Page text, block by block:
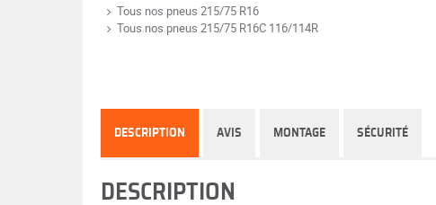
Tous nos pneus 215/75 R16
Tous nos pneus 215/75 R16C 116/114R
DESCRIPTION AVIS MONTAGE SÉCURITÉ
DESCRIPTION